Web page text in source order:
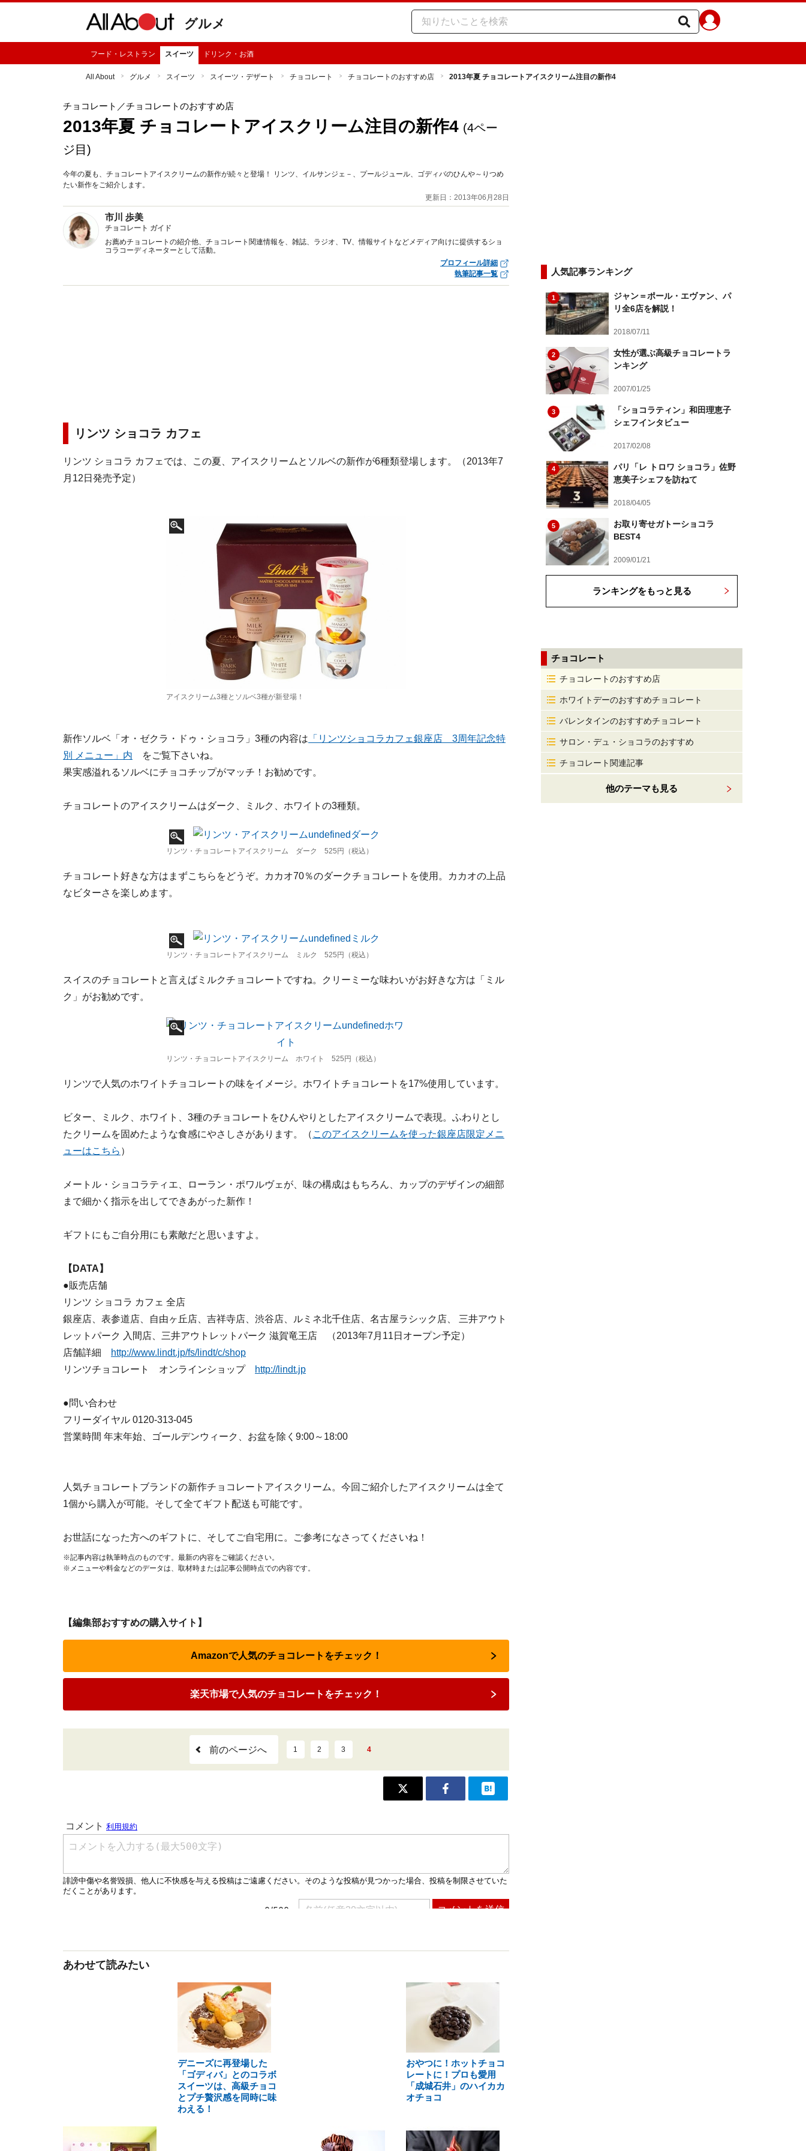
グルメ
フード・レストラン スイーツ ドリンク・お酒
All About グルメ スイーツ スイーツ・デザート チョコレート チョコレートのおすすめ店 2013年夏 チョコレートアイスクリーム注目の新作4
チョコレート ／チョコレートのおすすめ店
2013年夏 チョコレートアイスクリーム注目の新作4 (4ペー
ジ目)
今年の夏も、チョコレートアイスクリームの新作が続々と登場！ リンツ、イルサンジェ－、プールジュール、ゴディバのひんや～りつめ
たい新作をご紹介します。
更新日：2013年06月28日
市川 歩美
チョコレート ガイド
お薦めチョコレートの紹介他、チョコレート関連情報を、雑誌、ラジオ、TV、情報サイトなどメディア向けに提供するショ
コラコーディネーターとして活動。
プロフィール詳細
執筆記事一覧
リンツ ショコラ カフェ
リンツ ショコラ カフェでは、この夏、アイスクリームとソルベの新作が6種類登場します。（2013年7
月12日発売予定）
アイスクリーム3種とソルベ3種が新登場！
新作ソルベ「オ・ゼクラ・ドゥ・ショコラ」3種の内容は 「リンツショコラカフェ銀座店 3周年記念特
別 メニュー」内 をご覧下さいね。
果実感溢れるソルベにチョコチップがマッチ！お勧めです。
チョコレートのアイスクリームはダーク、ミルク、ホワイトの3種類。
リンツ・チョコレートアイスクリーム ダーク 525円（税込）
チョコレート好きな方はまずこちらをどうぞ。カカオ70％のダークチョコレートを使用。カカオの上品
なビターさを楽しめます。
リンツ・チョコレートアイスクリーム ミルク 525円（税込）
スイスのチョコレートと言えばミルクチョコレートですね。クリーミーな味わいがお好きな方は「ミル
ク」がお勧めです。
リンツ・チョコレートアイスクリーム ホワイト 525円（税込）
リンツで人気のホワイトチョコレートの味をイメージ。ホワイトチョコレートを17%使用しています。
ビター、ミルク、ホワイト、3種のチョコレートをひんやりとしたアイスクリームで表現。ふわりとし
たクリームを固めたような食感にやさしさがあります。（ このアイスクリームを使った銀座店限定メニ
ューはこちら ）
メートル・ショコラティエ、ローラン・ポワルヴェが、味の構成はもちろん、カップのデザインの細部
まで細かく指示を出してできあがった新作！
ギフトにもご自分用にも素敵だと思いますよ。
【DATA】
●販売店舗
リンツ ショコラ カフェ 全店
銀座店、表参道店、自由ヶ丘店、吉祥寺店、渋谷店、ルミネ北千住店、名古屋ラシック店、 三井アウト
レットパーク 入間店、三井アウトレットパーク 滋賀竜王店 （2013年7月11日オープン予定）
店舗詳細
http://www.lindt.jp/fs/lindt/c/shop
リンツチョコレート オンラインショップ
http://lindt.jp
●問い合わせ
フリーダイヤル 0120‐313‐045
営業時間 年末年始、ゴールデンウィーク、お盆を除く9:00～18:00
人気チョコレートブランドの新作チョコレートアイスクリーム。今回ご紹介したアイスクリームは全て
1個から購入が可能。そして全てギフト配送も可能です。
お世話になった方へのギフトに、そしてご自宅用に。ご参考になさってくださいね！
※記事内容は執筆時点のものです。最新の内容をご確認ください。
※メニューや料金などのデータは、取材時または記事公開時点での内容です。
【編集部おすすめの購入サイト】
Amazonで人気のチョコレートをチェック！
楽天市場で人気のチョコレートをチェック！
前のページへ 1 2 3 4
あわせて読みたい
デニーズに再登場した
「ゴディバ」とのコラボ
スイーツは、高級チョコ
とプチ贅沢感を同時に味
わえる！
おやつに！ホットチョコ
レートに！プロも愛用
「成城石井」のハイカカ
オチョコ
人気記事ランキング
1
ジャン＝ポール・エヴァン、パ
リ全6店を解説！
2018/07/11
2
女性が選ぶ高級チョコレートラ
ンキング
2007/01/25
3
「ショコラティン」和田理恵子
シェフインタビュー
2017/02/08
4
パリ「レ トロワ ショコラ」佐野
恵美子シェフを訪ねて
2018/04/05
5
お取り寄せガトーショコラ
BEST4
2009/01/21
ランキングをもっと見る
チョコレート
チョコレートのおすすめ店
ホワイトデーのおすすめチョコレート
バレンタインのおすすめチョコレート
サロン・デュ・ショコラのおすすめ
チョコレート関連記事
他のテーマも見る